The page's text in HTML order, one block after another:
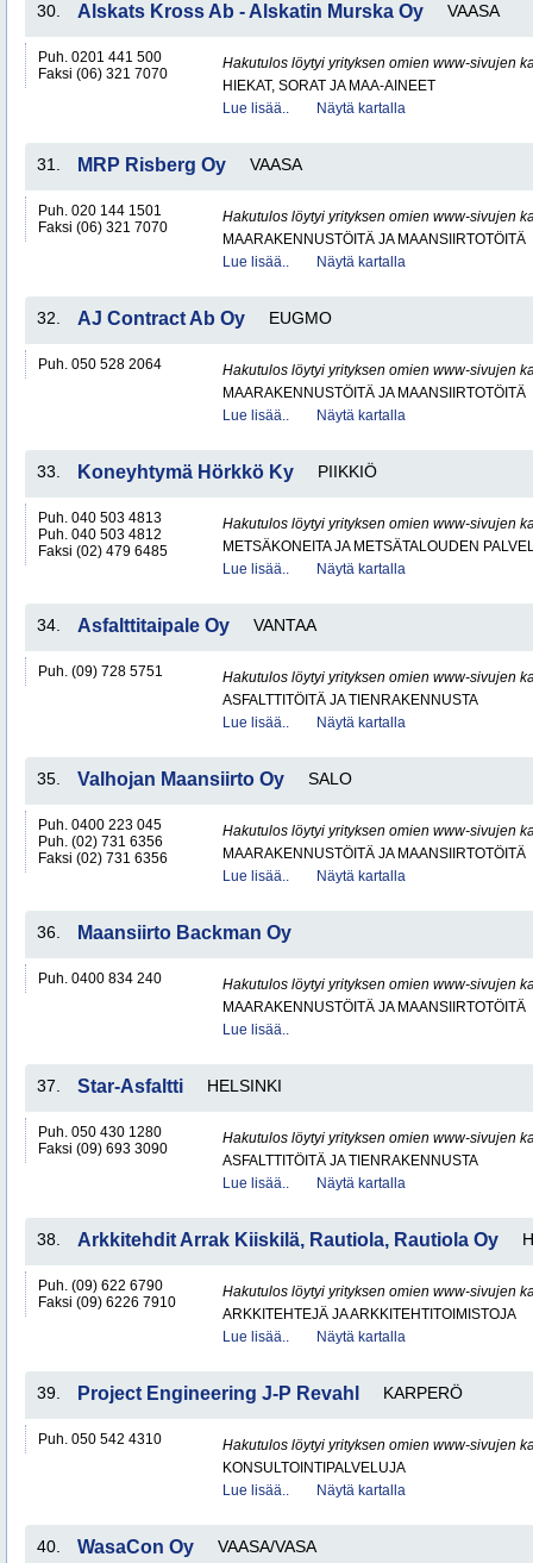
30. Alskats Kross Ab - Alskatin Murska Oy VAASA
Puh. 0201 441 500
Faksi (06) 321 7070
Hakutulos löytyi yrityksen omien www-sivujen
HIEKAT, SORAT JA MAA-AINEET
Lue lisää..
Näytä kartalla
31. MRP Risberg Oy VAASA
Puh. 020 144 1501
Faksi (06) 321 7070
Hakutulos löytyi yrityksen omien www-sivujen
MAARAKENNUSTÖITÄ JA MAANSIIRTOTÖITÄ
Lue lisää..
Näytä kartalla
32. AJ Contract Ab Oy EUGMO
Puh. 050 528 2064
Hakutulos löytyi yrityksen omien www-sivujen
MAARAKENNUSTÖITÄ JA MAANSIIRTOTÖITÄ
Lue lisää..
Näytä kartalla
33. Koneyhtymä Hörkkö Ky PIIKKIÖ
Puh. 040 503 4813
Puh. 040 503 4812
Faksi (02) 479 6485
Hakutulos löytyi yrityksen omien www-sivujen
METSÄKONEITA JA METSÄTALOUDEN
Lue lisää..
Näytä kartalla
34. Asfalttitaipale Oy VANTAA
Puh. (09) 728 5751
Hakutulos löytyi yrityksen omien www-sivujen
ASFALTTITÖITÄ JA TIENRAKENNUSTA
Lue lisää..
Näytä kartalla
35. Valhojan Maansiirto Oy SALO
Puh. 0400 223 045
Puh. (02) 731 6356
Faksi (02) 731 6356
Hakutulos löytyi yrityksen omien www-sivujen
MAARAKENNUSTÖITÄ JA MAANSIIRTOTÖITÄ
Lue lisää..
Näytä kartalla
36. Maansiirto Backman Oy
Puh. 0400 834 240
Hakutulos löytyi yrityksen omien www-sivujen
MAARAKENNUSTÖITÄ JA MAANSIIRTOTÖITÄ
Lue lisää..
37. Star-Asfaltti HELSINKI
Puh. 050 430 1280
Faksi (09) 693 3090
Hakutulos löytyi yrityksen omien www-sivujen
ASFALTTITÖITÄ JA TIENRAKENNUSTA
Lue lisää..
Näytä kartalla
38. Arkkitehdit Arrak Kiiskilä, Rautiola, Rautiola Oy
Puh. (09) 622 6790
Faksi (09) 6226 7910
Hakutulos löytyi yrityksen omien www-sivujen
ARKKITEHTEJÄ JA ARKKITEHTITOIMISTOJA
Lue lisää..
Näytä kartalla
39. Project Engineering J-P Revahl KARPERÖ
Puh. 050 542 4310
Hakutulos löytyi yrityksen omien www-sivujen
KONSULTOINTIPALVELUJA
Lue lisää..
Näytä kartalla
40. WasaCon Oy VAASA/VASA